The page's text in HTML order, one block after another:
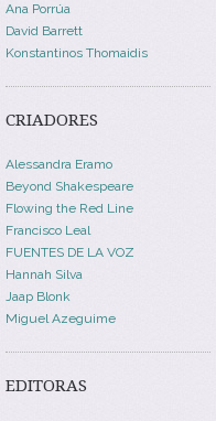
Ana Porrúa
David Barrett
Konstantinos Thomaidis
CRIADORES
Alessandra Eramo
Beyond Shakespeare
Flowing the Red Line
Francisco Leal
FUENTES DE LA VOZ
Hannah Silva
Jaap Blonk
Miguel Azeguime
EDITORAS